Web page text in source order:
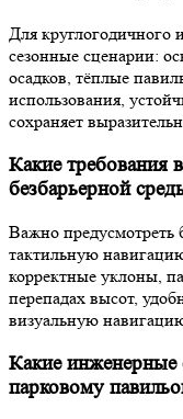
Для круглогодичного
сезонные сценарии:
осадков, тёплые
использования,
сохраняет
Какие требования
безбарьерной
Важно предусмотреть
тактильную
корректные уклоны,
перепадах высот,
визуальную
Какие
парковому